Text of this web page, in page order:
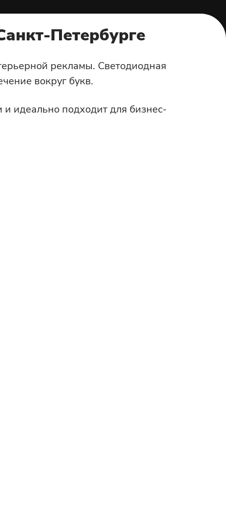
Петербурге
рекламы. Светодиодная
вокруг букв.
и идеально подходит для бизнес-